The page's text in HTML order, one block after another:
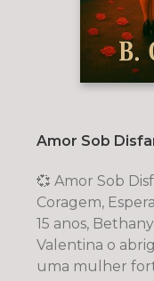
Amor Sob
💞 Amor Sob Disfarce - Um
Coragem,
15 anos,
Valentina o
uma mulher